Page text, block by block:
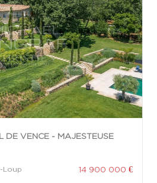
DE VENCE - MAJESTEUSE
Loup 14 900 000 €